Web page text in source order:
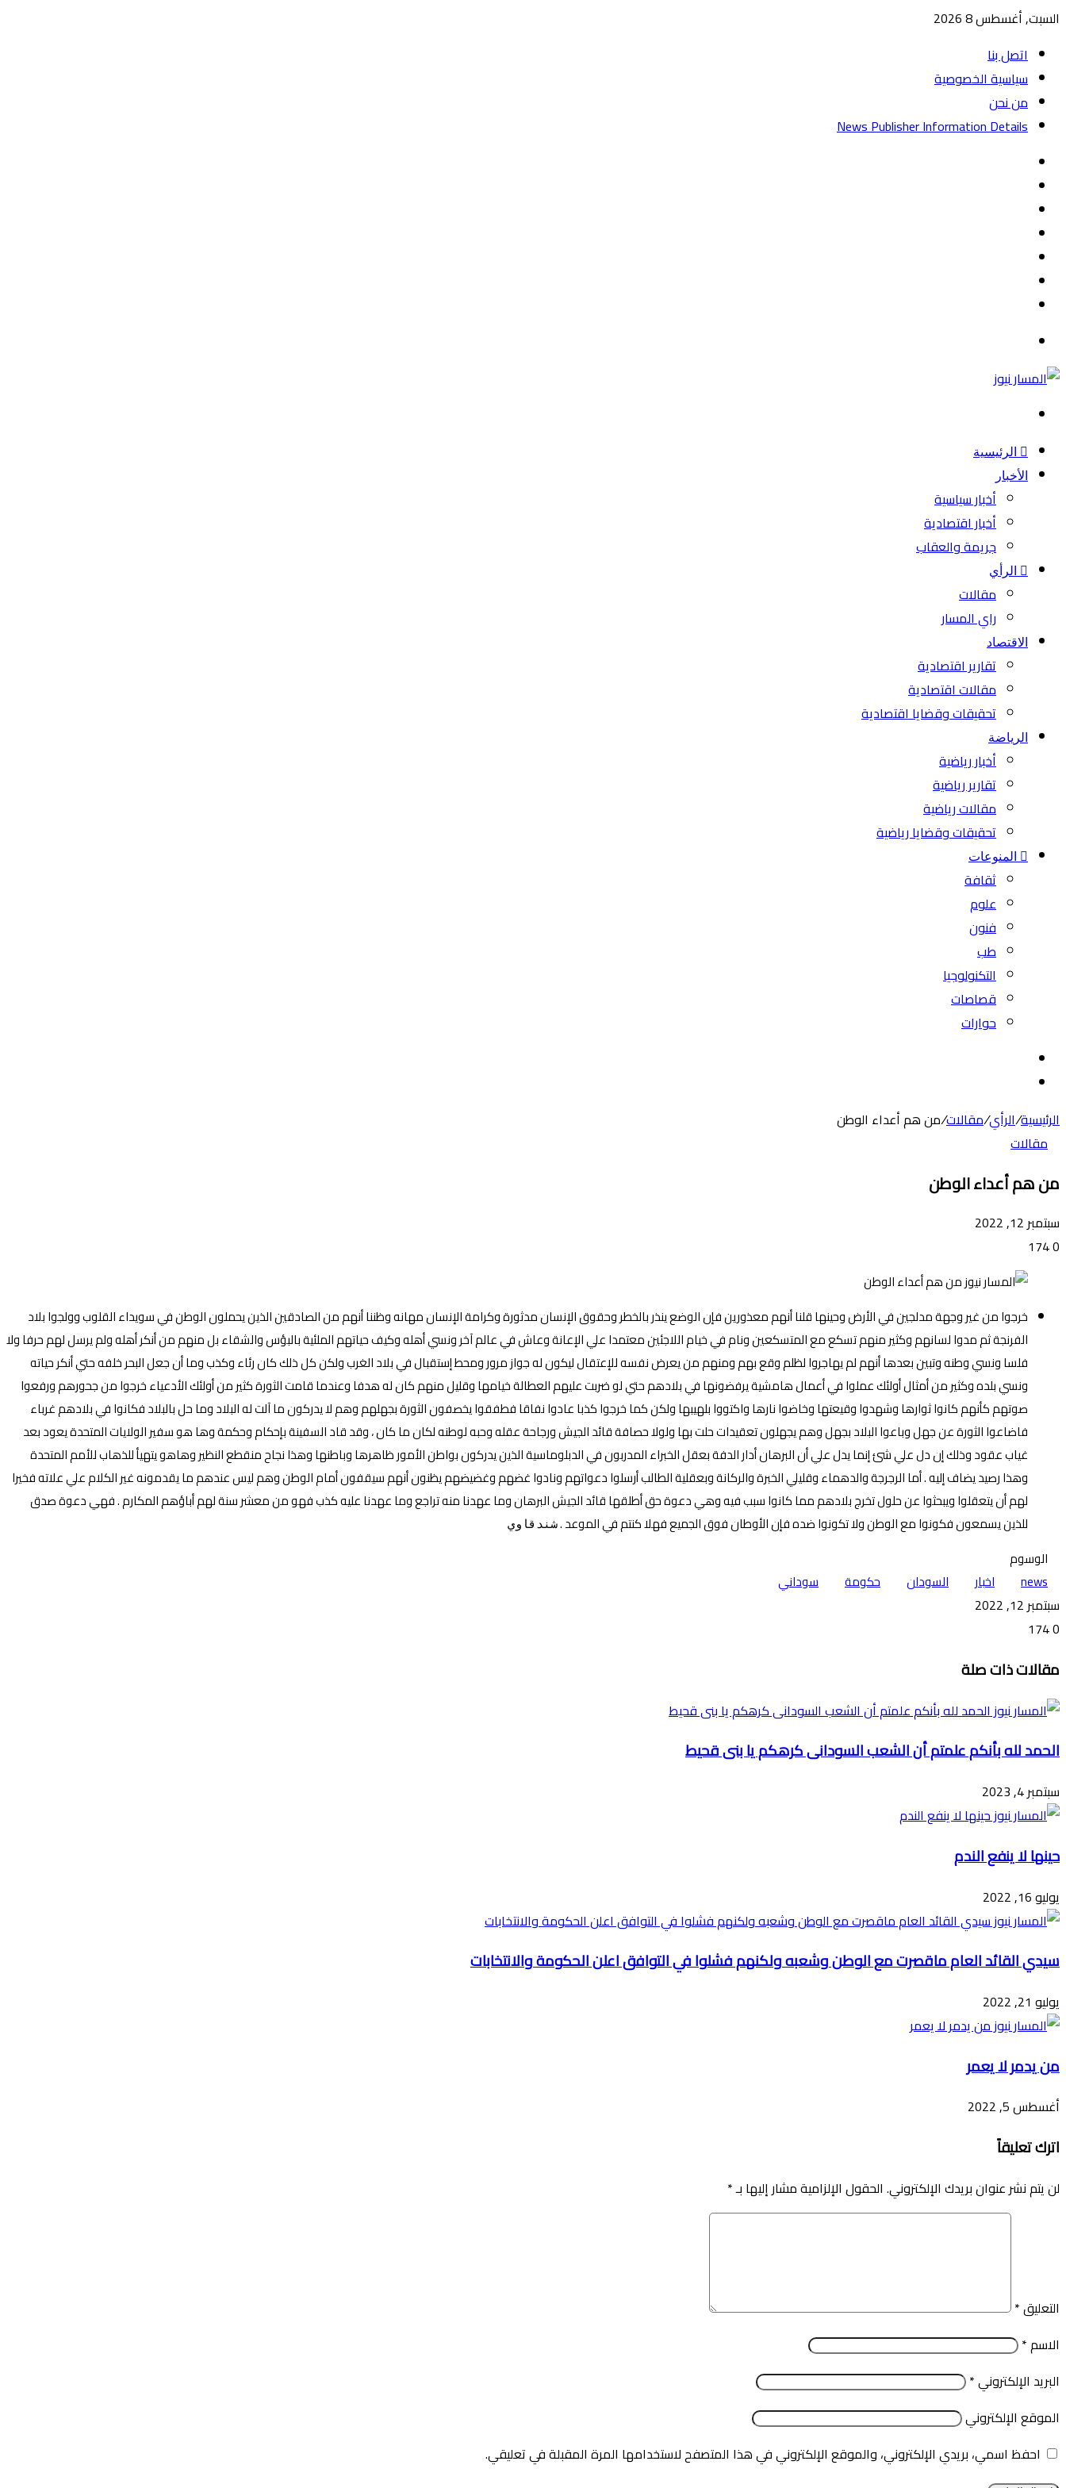
السبت, أغسطس 8 2026
اتصل بنا
سياسية الخصوصية
من نحن
News Publisher Information Details
الرئيسية
الأخبار
أخبار سياسية
أخبار اقتصادية
جريمة والعقاب
الرأي
مقالات
راي المسار
الاقتصاد
تقارير اقتصادية
مقالات اقتصادية
تحقيقات وقضايا اقتصادية
الرياضة
أخبار رياضية
تقارير رياضية
مقالات رياضية
تحقيقات وقضايا رياضية
المنوعات
ثقافة
علوم
فنون
طب
التكنولوجيا
قصاصات
حوارات
المظلم
الرئيسية/الرأي/مقالات/من هم أعداء الوطن
مقالات
من هم أعداء الوطن
سبتمبر 12, 2022
0
خرجوا من غير وجهة مدلجين في الأرض وحينها قلنا أنهم معذورين فإن الوضع ينذر بالخطر وحقوق الإنسان مدثورة وكرامة الإنسان مهانه وظننا أنهم من الصادقين الذين يحملون الوطن في سويداء القلوب وولجوا بلاد
الفرنجة ثم مدوا لسانهم وكثير منهم تسكع مع المتسكعين ونام في خيام اللاجئين معتمدا علي الإعانة وعاش في عالم آخر ونسي أهله وكيف حياتهم الملئية بالبؤس والشقاء بل منهم من أنكر أهله ولم يرسل لهم حرفا ولا
فلسا ونسي وطنه وتبين بعدها أنهم لم يهاجروا لظلم وقع بهم ومنهم من يعرض نفسه للإعتقال ليكون له جواز مرور ومحط إستقبال في بلاد الغرب ولكن كل ذلك كان رئاء وكذب وما أن جعل البحر خلفه حتي أنكر حياته
ونسي بلده وكثير من أمثال أولئك عملوا في أعمال هامشية يرفضونها في بلادهم حتي لو ضربت عليهم العطالة خيامها وقليل منهم كان له هدفا وعندما قامت الثورة كثير من أولئك الأدعياء خرجوا من جحورهم ورفعوا
صوتهم كأنهم كانوا ثوارها وشهدوا وقيعتها وخاضوا نارها واكتووا بلهيبها ولكن كما خرجوا كذبا عادوا نفاقا فطفقوا يخصفون الثورة بجهلهم وهم لا يدركون ما آلت له البلاد وما حل بالبلاد فكانوا في بلادهم غرباء
فاضاعوا الثورة عن جهل وباعوا البلاد بجهل وهم يجهلون تعقيدات حلت بها ولولا حصافة قائد الجيش ورجاحة عقله وحبه لوطنه لكان ما كان ، وقد قاد السفينة بإحكام وحكمة وها هو سفير الولايات المتحدة يعود بعد
غياب عقود وذلك إن دل علي شئ إنما يدل علي أن البرهان أدار الدفة بعقل الخبراء المدربون في الدبلوماسية الذين يدركون بواطن الأمور ظاهرها وباطنها وهذا نجاح منقطع النظير وهاهو يتهيأ للذهاب للأمم المتحدة
وهذا رصيد يضاف إليه . أما الرجرجة والدهماء وقليلي الخبرة والركانة وبعقلية الطالب أرسلوا دعواتهم ونادوا غضهم وغضيضهم يظنون أنهم سيقفون أمام الوطن وهم ليس عندهم ما يقدمونه غير الكلام علي علاته فخيرا
لهم أن يتعقلوا ويبحثوا عن حلول تخرج بلادهم مما كانوا سبب فيه وهي دعوة حق أطلقها قائد الجيش البرهان وما عهدنا منه تراجع وما عهدنا عليه كذب فهو من معشر سنة لهم أباؤهم المكارم . فهي دعوة صدق
للذين يسمعون فكونوا مع الوطن ولا تكونوا ضده فإن الأوطان فوق الجميع فهلا كنتم في الموعد .شندقاوي
الوسوم
news
اخبار السودان حكومة سوداني
سبتمبر 12, 2022
0
عبر
البريد
مقالات ذات صلة
الحمد لله بأنكم علمتم أن الشعب السودانى كرهكم يا بنى قحيط
سبتمبر 4, 2023
حينها لا ينفع الندم
يوليو 16, 2022
سيدي القائد العام ماقصرت مع الوطن وشعبه ولكنهم فشلوا في التوافق اعلن الحكومة والانتخابات
يوليو 21, 2022
من يدمر لا يعمر
أغسطس 5, 2022
اترك تعليقاً
لن يتم نشر عنوان بريدك الإلكتروني. الحقول الإلزامية مشار إليها بـ*
التعليق*
الاسم*
البريد الإلكتروني*
الموقع الإلكتروني
احفظ اسمي، بريدي الإلكتروني، والموقع الإلكتروني في هذا المتصفح لاستخدامها المرة المقبلة في تعليقي.